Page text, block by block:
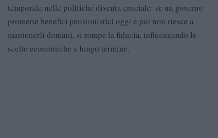
temporale nelle politiche diventa cruciale: se un governo
promette benefici pensionistici oggi e poi non riesce a
mantenerli domani, si rompe la fiducia, influenzando le
scelte economiche a lungo termine.